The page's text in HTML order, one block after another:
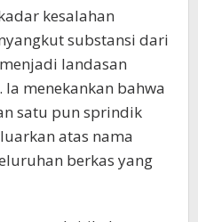
kesalahan
substansi dari
landasan
menekankan bahwa
satu pun sprindik
atas nama
berkas yang